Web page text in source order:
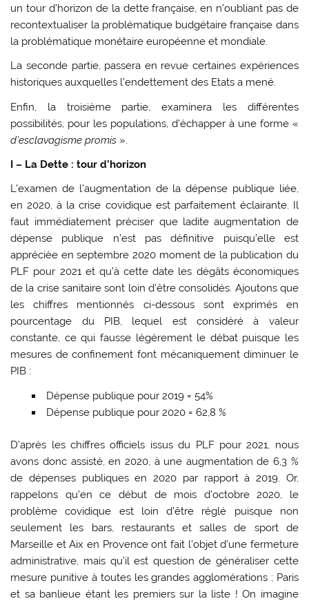
un tour d’horizon de la dette française, en n’oubliant pas de
recontextualiser la problématique budgétaire française dans
la problématique monétaire européenne et mondiale.
La seconde partie, passera en revue certaines expériences
historiques auxquelles l’endettement des Etats a mené.
Enfin, la troisième partie, examinera les différentes
possibilités, pour les populations, d’échapper à une forme «
d’esclavagisme promis ».
I – La Dette : tour d’horizon
L’examen de l’augmentation de la dépense publique liée,
en 2020, à la crise covidique est parfaitement éclairante. Il
faut immédiatement préciser que ladite augmentation de
dépense publique n’est pas définitive puisqu’elle est
appréciée en septembre 2020 moment de la publication du
PLF pour 2021 et qu’à cette date les dégâts économiques
de la crise sanitaire sont loin d’être consolidés. Ajoutons que
les chiffres mentionnés ci-dessous sont exprimés en
pourcentage du PIB, lequel est considéré à valeur
constante, ce qui fausse légèrement le débat puisque les
mesures de confinement font mécaniquement diminuer le
PIB :
Dépense publique pour 2019 = 54%
Dépense publique pour 2020 = 62,8 %
D’après les chiffres officiels issus du PLF pour 2021, nous
avons donc assisté, en 2020, à une augmentation de 6,3 %
de dépenses publiques en 2020 par rapport à 2019. Or,
rappelons qu’en ce début de mois d’octobre 2020, le
problème covidique est loin d’être réglé puisque non
seulement les bars, restaurants et salles de sport de
Marseille et Aix en Provence ont fait l’objet d’une fermeture
administrative, mais qu’il est question de généraliser cette
mesure punitive à toutes les grandes agglomérations ; Paris
et sa banlieue étant les premiers sur la liste ! On imagine